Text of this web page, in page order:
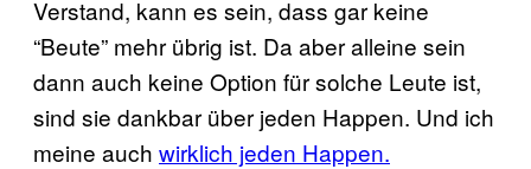
Verstand, kann es sein, dass gar keine
“Beute” mehr übrig ist. Da aber alleine sein
dann auch keine Option für solche Leute ist,
sind sie dankbar über jeden Happen. Und ich
meine auch wirklich jeden Happen.